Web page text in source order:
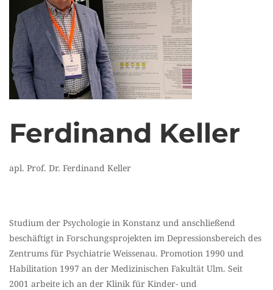
Ferdinand Keller
apl. Prof. Dr. Ferdinand Keller
Studium der Psychologie in Konstanz und anschließend
beschäftigt in Forschungsprojekten im Depressionsbereich des
Zentrums für Psychiatrie Weissenau. Promotion 1990 und
Habilitation 1997 an der Medizinischen Fakultät Ulm. Seit
2001 arbeite ich an der Klinik für Kinder- und